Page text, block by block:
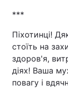
***
Піхотинці!
стоїть на
здоров'я,
діях! Ваша
повагу і